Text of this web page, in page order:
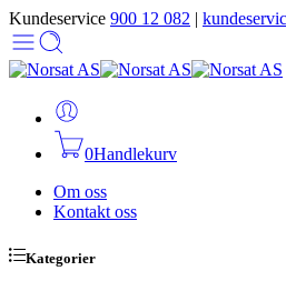
Kundeservice 900 12 082 |
0Handlekurv
Om oss
Kontakt oss
Kategorier